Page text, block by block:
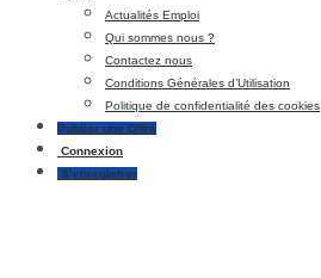
Actualités Emploi
Qui sommes nous ?
Contactez nous
Conditions Générales d’Utilisation
Politique de confidentialité des cookies
Publier une Offre
Connexion
S’enregistrer